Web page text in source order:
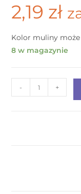
2,19 zł
Kolor muliny
8 w magazynie
- +